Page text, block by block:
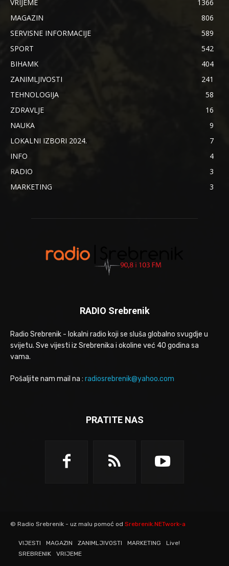
VRIJEME
1366
MAGAZIN
806
SERVISNE INFORMACIJE
589
SPORT
542
BIHAMK
404
ZANIMLJIVOSTI
241
TEHNOLOGIJA
58
ZDRAVLJE
16
NAUKA
9
LOKALNI IZBORI 2024.
7
INFO
4
RADIO
3
MARKETING
3
RADIO Srebrenik
Radio Srebrenik - lokalni radio koji se sluša globalno svugdje u
svijetu. Sve vijesti iz Srebrenika i okoline već 40 godina sa
vama.
Pošaljite nam mail na : radiosrebrenik@yahoo.com
PRATITE NAS
© Radio Srebrenik - uz malu pomoć od Srebrenik.NETwork-a
VIJESTI MAGAZIN ZANIMLJIVOSTI MARKETING
Live!
SREBRENIK
VRIJEME